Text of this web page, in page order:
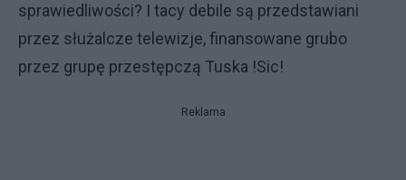
sprawiedliwości? I tacy debile są przedstawiani
przez służalcze telewizje, finansowane grubo
przez grupę przestępczą Tuska !Sic!
Reklama